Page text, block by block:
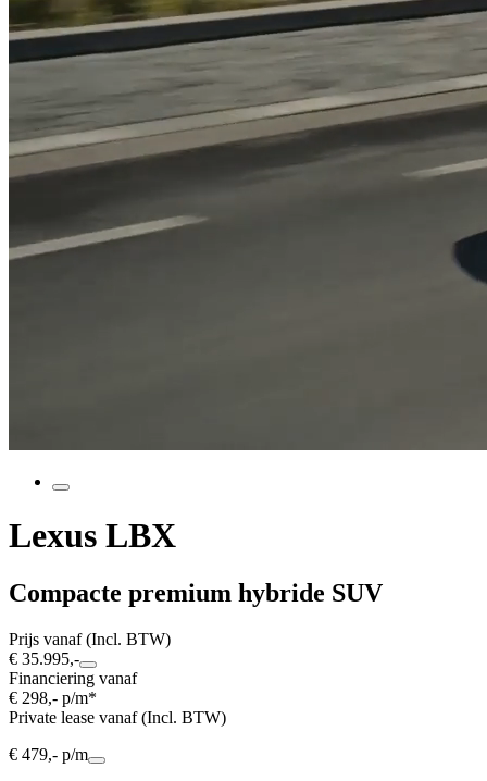
Lexus LBX
Compacte premium hybride SUV
Prijs vanaf (Incl. BTW)
€ 35.995,-
Financiering vanaf
€ 298,- p/m*
Private lease vanaf (Incl. BTW)
€ 479,- p/m